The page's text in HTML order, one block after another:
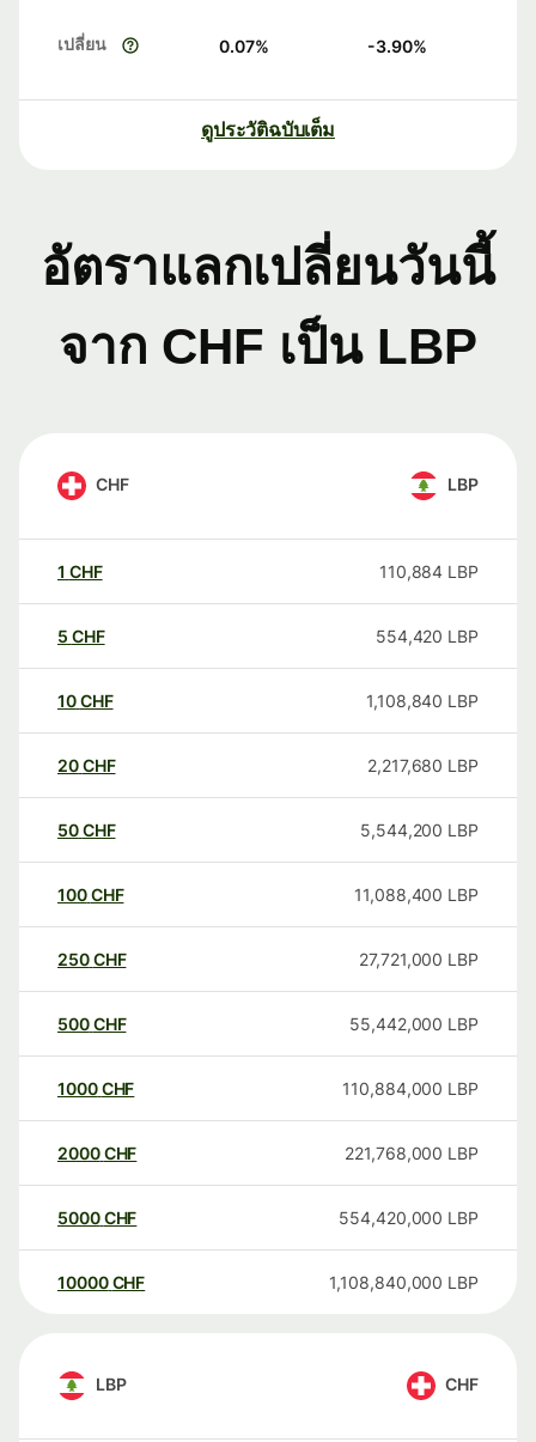
เปลี่ยน 0.07% -3.90%
ดูประวัติฉบับเต็ม
อัตราแลกเปลี่ยนวันนี้
จาก CHF เป็น LBP
CHF LBP
1 CHF 110,884 LBP
5 CHF 554,420 LBP
10CHF 1,108,840 LBP
20CHF 2,217,680 LBP
50CHF 5,544,200 LBP
100CHF 11,088,400 LBP
250CHF 27,721,000 LBP
500CHF 55,442,000 LBP
1000CHF 110,884,000 LBP
2000CHF 221,768,000 LBP
5000CHF 554,420,000 LBP
10000 CHF 1,108,840,000 LBP
LBP CHF